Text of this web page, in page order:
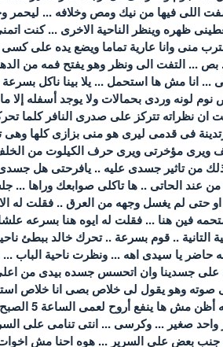
اللى فيها من نيك ومص وخلافه ... ليحمر
ظهره وينظر الناحية الاخرى ... كنت
منى وانا عارية تماما ويضع يده
... التفت الى ونظر وهو يفتح فمه من
... انا مش ها استحمل ... يلا بينا ناكل
لونه وردى بحمالات ولا يوجد أسفله
نظراته تتركز على صدرى النافر كلما
فى قدمى ليرى هو منى بزازى كلها وهى
ويرى مؤخرتى ويرى حرف الكيلوت من
من تاثير جسدى عليه .. يافرحتى هل
من عند الحاتى .. ها تاكلى صوابعك وراها
حتى لم يغسل وجهه من العرق .. فقلت له
فين هنا ... فقلت له ايوه هنا بسرعه
التانية .. قوم بسرعة .. تحرك خالد ببطئ
حاضر يا سيدى اهه ... ونظرت ناحية
على جسدينا وان اتحسس جسده بيدى من
وهو يقول لى خلاص بصى انا خلاص
...
صغير ... وكرسى ... انتى تنامى على
جنب بعض على السرير ... هوه احنا مش